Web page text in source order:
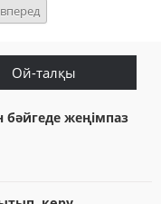
вперед
Ой-талқы
жеңімпаз